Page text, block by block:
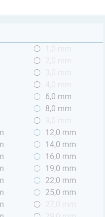
6,0 mm
8,0 mm
12,0 mm
14,0 mm
16,0 mm
19,0 mm
22,0 mm
25,0 mm